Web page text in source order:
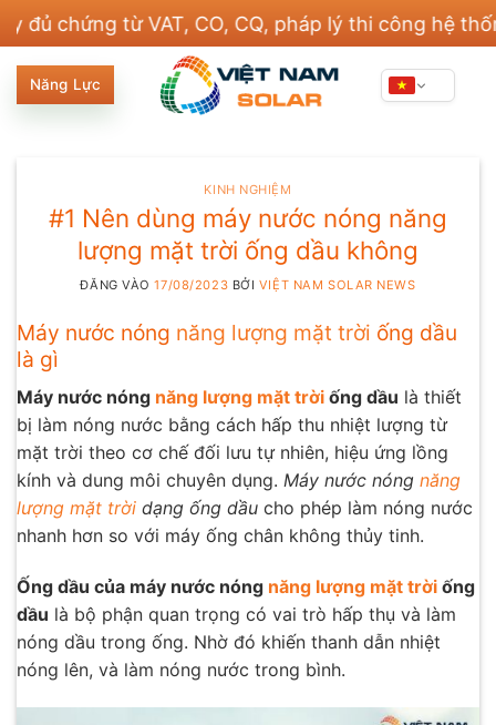
qua
nội
dung
từ VAT, CO, CQ, pháp lý thi công hệ thống
Năng Lực
KINH NGHIỆM
#1 Nên dùng máy nước nóng năng
lượng mặt trời ống dầu không
ĐĂNG VÀO17/08/2023 BỞI VIỆT NAM SOLAR NEWS
Máy nước nóng năng lượng mặt trời ống dầu
là gì
Máy nước nóng năng lượng mặt trời ống dầu là thiết
bị làm nóng nước bằng cách hấp thu nhiệt lượng từ
mặt trời theo cơ chế đối lưu tự nhiên, hiệu ứng lồng
kính và dung môi chuyên dụng. Máy nước nóng năng
lượng mặt trời dạng ống dầu cho phép làm nóng nước
nhanh hơn so với máy ống chân không thủy tinh.
Ống dầu của máy nước nóng năng lượng mặt trời ống
dầu là bộ phận quan trọng có vai trò hấp thụ và làm
nóng dầu trong ống. Nhờ đó khiến thanh dẫn nhiệt
nóng lên, và làm nóng nước trong bình.